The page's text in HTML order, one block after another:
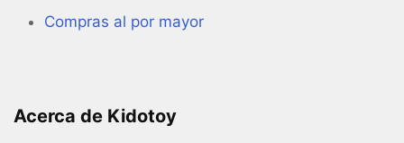
Compras al por mayor
Acerca de Kidotoy